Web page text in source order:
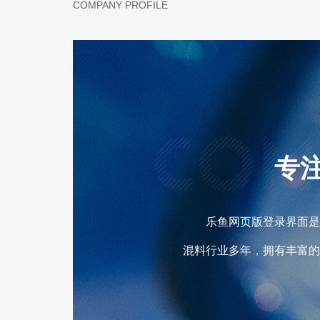
COMPANY PROFILE
专
乐鱼网页版登录界面是
混料行业多年，拥有丰富
轻重型直线振动筛、圆
机、斗式提升机、垂直振